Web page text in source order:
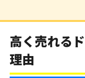
高く売れる
理由